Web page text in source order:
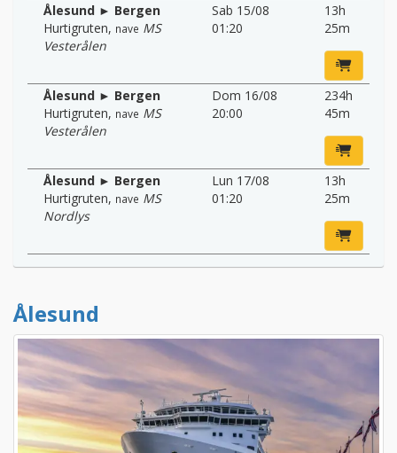
Ålesund ► Bergen
Hurtigruten, nave MS
Vesterålen
Sab 15/08
01:20
13h
25m
Ålesund ► Bergen
Hurtigruten, nave MS
Vesterålen
Dom 16/08
20:00
234h
45m
Ålesund ► Bergen
Hurtigruten, nave MS
Nordlys
Lun 17/08
01:20
13h
25m
Ålesund